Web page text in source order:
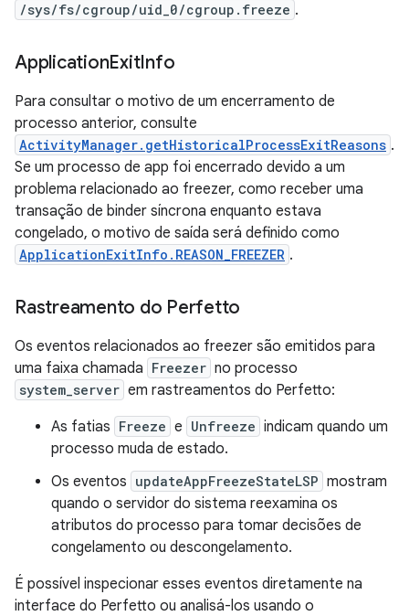
/sys/fs/cgroup/uid_0/cgroup.freeze .
ApplicationExitInfo
Para consultar o motivo de um encerramento de
processo anterior, consulte
ActivityManager.getHistoricalProcessExitReasons .
Se um processo de app foi encerrado devido a um
problema relacionado ao freezer, como receber uma
transação de binder síncrona enquanto estava
congelado, o motivo de saída será definido como
ApplicationExitInfo.REASON_FREEZER .
Rastreamento do Perfetto
Os eventos relacionados ao freezer são emitidos para
uma faixa chamada Freezer no processo
system_server em rastreamentos do Perfetto:
As fatias Freeze e Unfreeze indicam quando um
processo muda de estado.
Os eventos updateAppFreezeStateLSP mostram
quando o servidor do sistema reexamina os
atributos do processo para tomar decisões de
congelamento ou descongelamento.
É possível inspecionar esses eventos diretamente na
interface do Perfetto ou analisá-los usando o